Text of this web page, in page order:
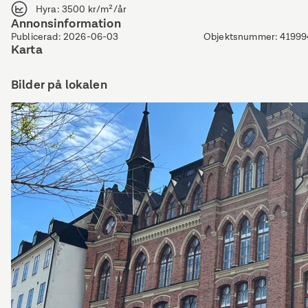
Hyra: 3500 kr/m²/år
Annonsinformation
Publicerad: 2026-06-03 Objektsnummer:
Karta
Bilder på lokalen